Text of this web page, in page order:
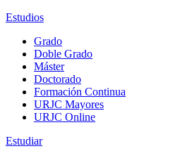
Estudios
Grado
Doble Grado
Máster
Doctorado
Formación Continua
URJC Mayores
URJC Online
Estudiar